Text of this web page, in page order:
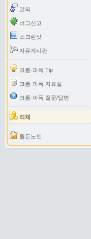
건의
버그신고
스크린샷
자유게시판
크롬·파폭 Tip
크롬·파폭 자료실
크롬·파폭 질문/답변
리채
월든노트